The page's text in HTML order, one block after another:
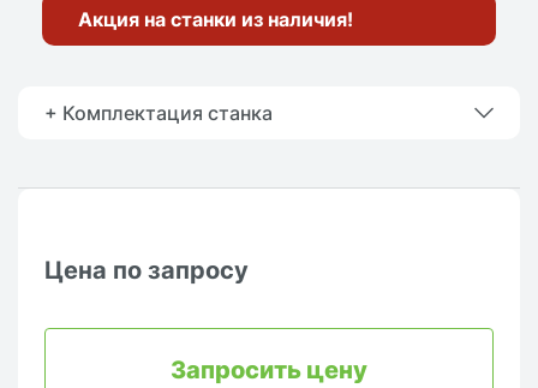
Акция на станки из наличия!
+ Комплектация станка
Цена по запросу
Запросить цену